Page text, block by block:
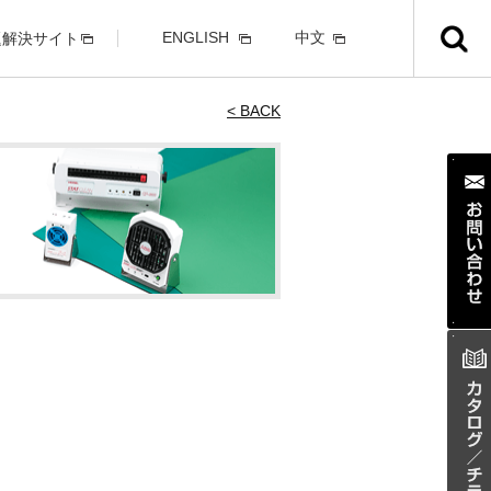
決サイト ENGLISH 中文
< BACK